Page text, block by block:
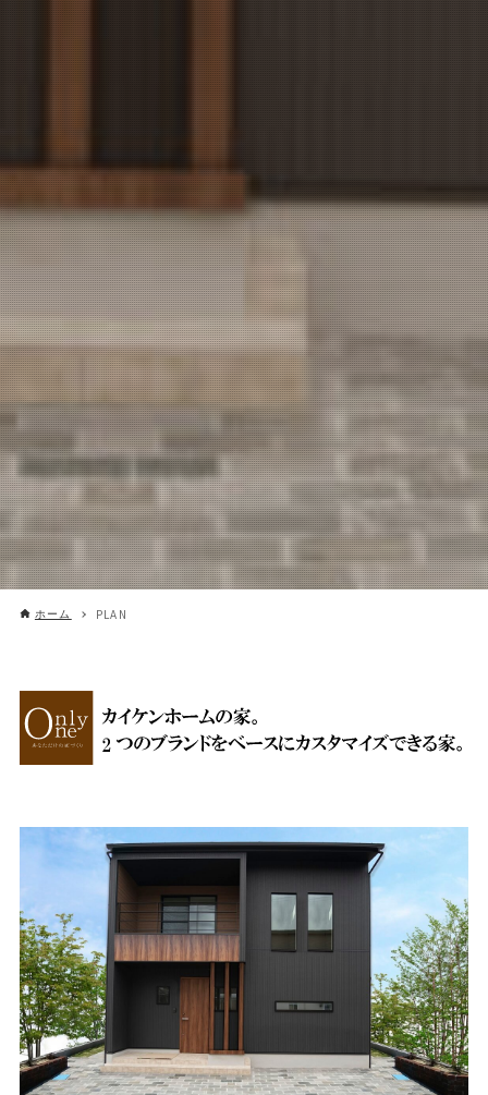
ホーム PLAN